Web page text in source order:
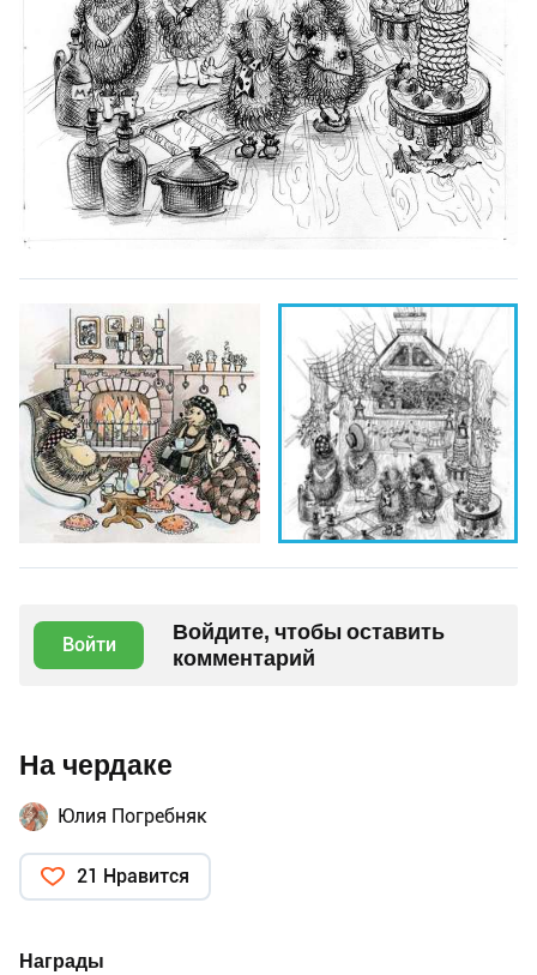
Войти
Войдите, чтобы оставить
комментарий
На чердаке
Юлия Погребняк
21 Нравится
Награды